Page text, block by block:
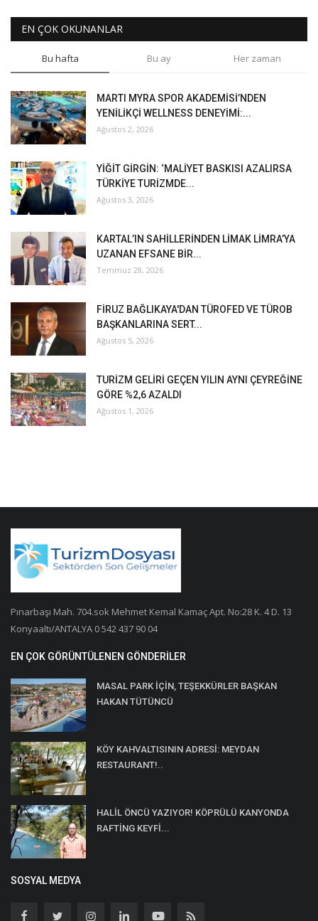
EN ÇOK OKUNANLAR
Bu hafta Bu ay Her zaman
MARTI MYRA SPOR AKADEMİSİ’NDEN
YENİLİKÇİ WELLNESS DENEYİMİ:...
Ağustos 2, 2026
YİĞİT GİRGİN: ‘MALİYET BASKISI AZALIRSA
TÜRKİYE TURİZMDE...
Ağustos 3, 2026
KARTAL’IN SAHİLLERİNDEN LİMAK LİMRA’YA
UZANAN EFSANE BİR...
Temmuz 28, 2026
FİRUZ BAĞLIKAYA'DAN TÜROFED VE TÜROB
BAŞKANLARINA SERT...
Ağustos 5, 2026
TURİZM GELİRİ GEÇEN YILIN AYNI ÇEYREĞİNE
GÖRE %2,6 AZALDI
Ağustos 1, 2026
Pınarbaşı Mah. 704.sok Mehmet Kemal Kamaç Apt. No:28 K. 4 D. 13
Konyaaltı/ANTALYA 0 542 437 90 04
EN ÇOK GÖRÜNTÜLENEN GÖNDERILER
MASAL PARK İÇİN, TEŞEKKÜRLER BAŞKAN
HAKAN TÜTÜNCÜ
KÖY KAHVALTISININ ADRESİ: MEYDAN
RESTAURANT!..
HALİL ÖNCÜ YAZIYOR! KÖPRÜLÜ KANYONDA
RAFTİNG KEYFİ...
SOSYAL MEDYA